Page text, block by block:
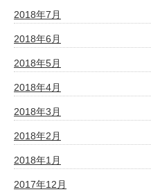
2018年7月
2018年6月
2018年5月
2018年4月
2018年3月
2018年2月
2018年1月
2017年12月